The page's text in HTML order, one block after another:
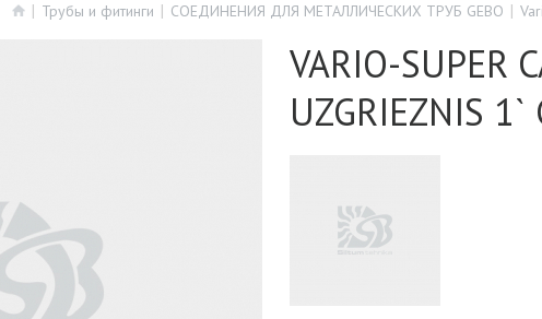
Трубы и фитинги СОЕДИНЕНИЯ ДЛЯ МЕТАЛЛИЧЕСКИХ ТРУБ GEBO
VARIO-SUPER
UZGRIEZNIS 1`